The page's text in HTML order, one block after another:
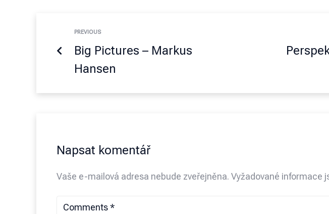
PREVIOUS
Big Pictures – Markus
Hansen
Napsat komentář
Vaše e-mailová adresa nebude zveřejněna. Vyžadované informace